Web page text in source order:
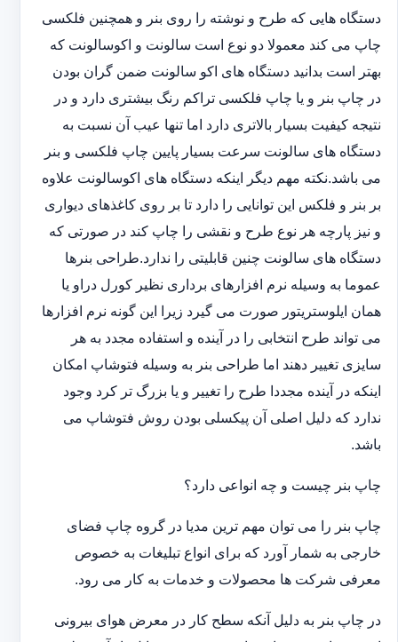
دستگاه هایی که طرح و نوشته را روی بنر و همچنین فلکسی
چاپ می کند معمولا دو نوع است سالونت و اکوسالونت که
بهتر است بدانید دستگاه های اکو سالونت ضمن گران بودن
در چاپ بنر و یا چاپ فلکسی تراکم رنگ بیشتری دارد و در
نتیجه کیفیت بسیار بالاتری دارد اما تنها عیب آن نسبت به
دستگاه های سالونت سرعت بسیار پایین چاپ فلکسی و بنر
می باشد.نکته مهم دیگر اینکه دستگاه های اکوسالونت علاوه
بر بنر و فلکس این توانایی را دارد تا بر روی کاغذهای دیواری
و نیز پارچه هر نوع طرح و نقشی را چاپ کند در صورتی که
دستگاه های سالونت چنین قابلیتی را ندارد.طراحی بنرها
عموما به وسیله نرم افزارهای برداری نظیر کورل دراو یا
همان ایلوستریتور صورت می گیرد زیرا این گونه نرم افزارها
می تواند طرح انتخابی را در آینده و استفاده مجدد به هر
سایزی تغییر دهند اما طراحی بنر به وسیله فتوشاپ امکان
اینکه در آینده مجددا طرح را تغییر و یا بزرگ تر کرد وجود
ندارد که دلیل اصلی آن پیکسلی بودن روش فتوشاپ می
باشد.
چاپ بنر چیست و چه انواعی دارد؟
چاپ بنر را می توان مهم ترین مدیا در گروه چاپ فضای
خارجی به شمار آورد که برای انواع تبلیغات به خصوص
معرفی شرکت ها محصولات و خدمات به کار می رود.
در چاپ بنر به دلیل آنکه سطح کار در معرض هوای بیرونی